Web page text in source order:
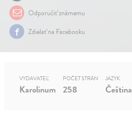
Odporučiť známemu
Zdielať na Facebooku
VYDAVATEĽ
Karolinum
POČET STRÁN
258
JAZYK
Čeština